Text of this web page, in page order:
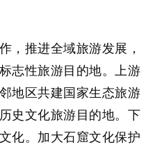
，推进全域旅游发展，
志性旅游目的地。上游
地区共建国家生态旅游
史文化旅游目的地。下
化。加大石窟文化保护